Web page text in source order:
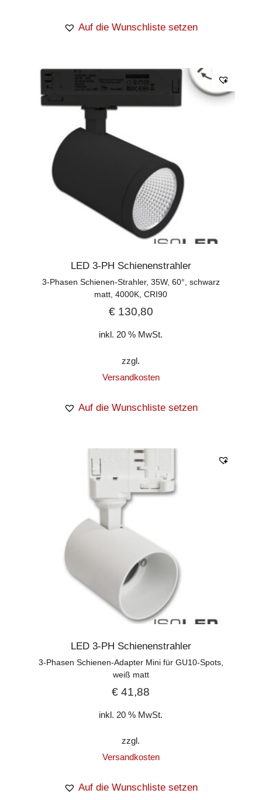
Auf die Wunschliste setzen
LED 3-PH Schienenstrahler
3-Phasen Schienen-Strahler, 35W, 60°, schwarz
matt, 4000K, CRI90
€130,80
inkl. 20 % MwSt.
zzgl.
Versandkosten
Auf die Wunschliste setzen
LED 3-PH Schienenstrahler
3-Phasen Schienen-Adapter Mini für GU10-Spots,
weiß matt
€ 41,88
inkl. 20 % MwSt.
zzgl.
Versandkosten
Auf die Wunschliste setzen